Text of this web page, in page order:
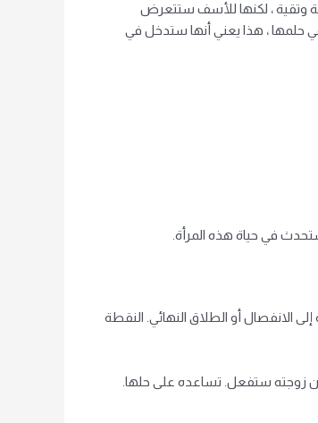
وتقية ، لكنها للأسف ستتعرض
في حلمها ، هذا يعني أنها ستدخل في
في حياة هذه المرأة.
الانفصال أو الطلاق النهائي. النقطة
زوجته ستفعل. تساعده على حلها.